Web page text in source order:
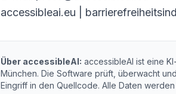
accessibleai.eu |
Über accessibleAI: accessibleAI ist eine
München. Die Software prüft, überwacht
Eingriff in den Quellcode. Alle Daten